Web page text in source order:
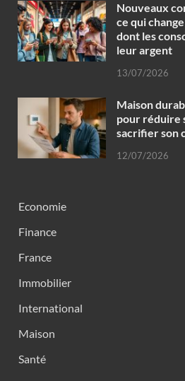
Nouveaux
ce qui
dont les
leur argent
13/07/2026
Maison
pour réduire
sacrifier son
12/07/2026
Economie
Finance
France
Immobilier
International
Maison
Santé